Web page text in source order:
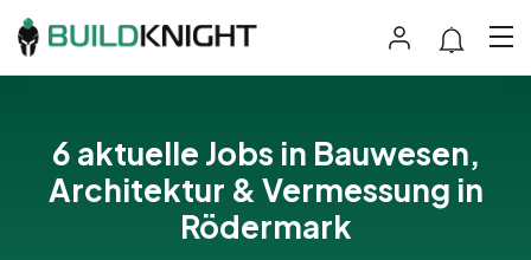
6 aktuelle Jobs in Bauwesen,
Architektur & Vermessung in
Rödermark